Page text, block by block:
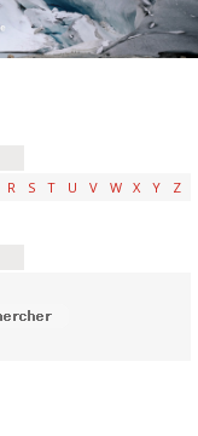
R S T U V W X Y Z